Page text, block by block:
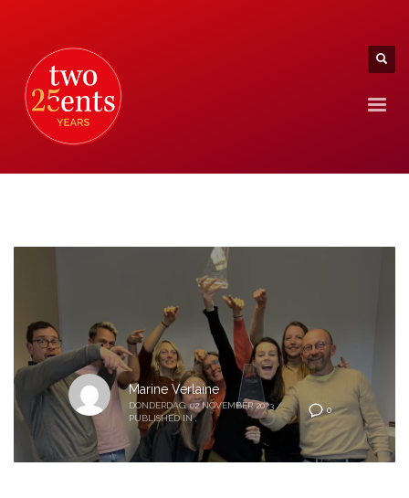
0
Marine Verlaine
DONDERDAG, 02 NOVEMBER 2023 /
PUBLISHED IN ,